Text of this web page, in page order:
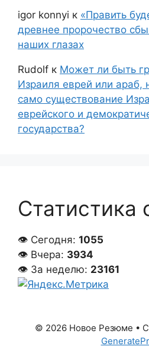
igor konnyi к «Править
древнее пророчество
наших глазах
Rudolf к Может ли быть
Израиля еврей или араб,
само существование
еврейского и
государства?
Статистика
👁 Сегодня: 1055
👁 Вчера: 3934
👁 За неделю: 23161
© 2026 Новое Резюме •